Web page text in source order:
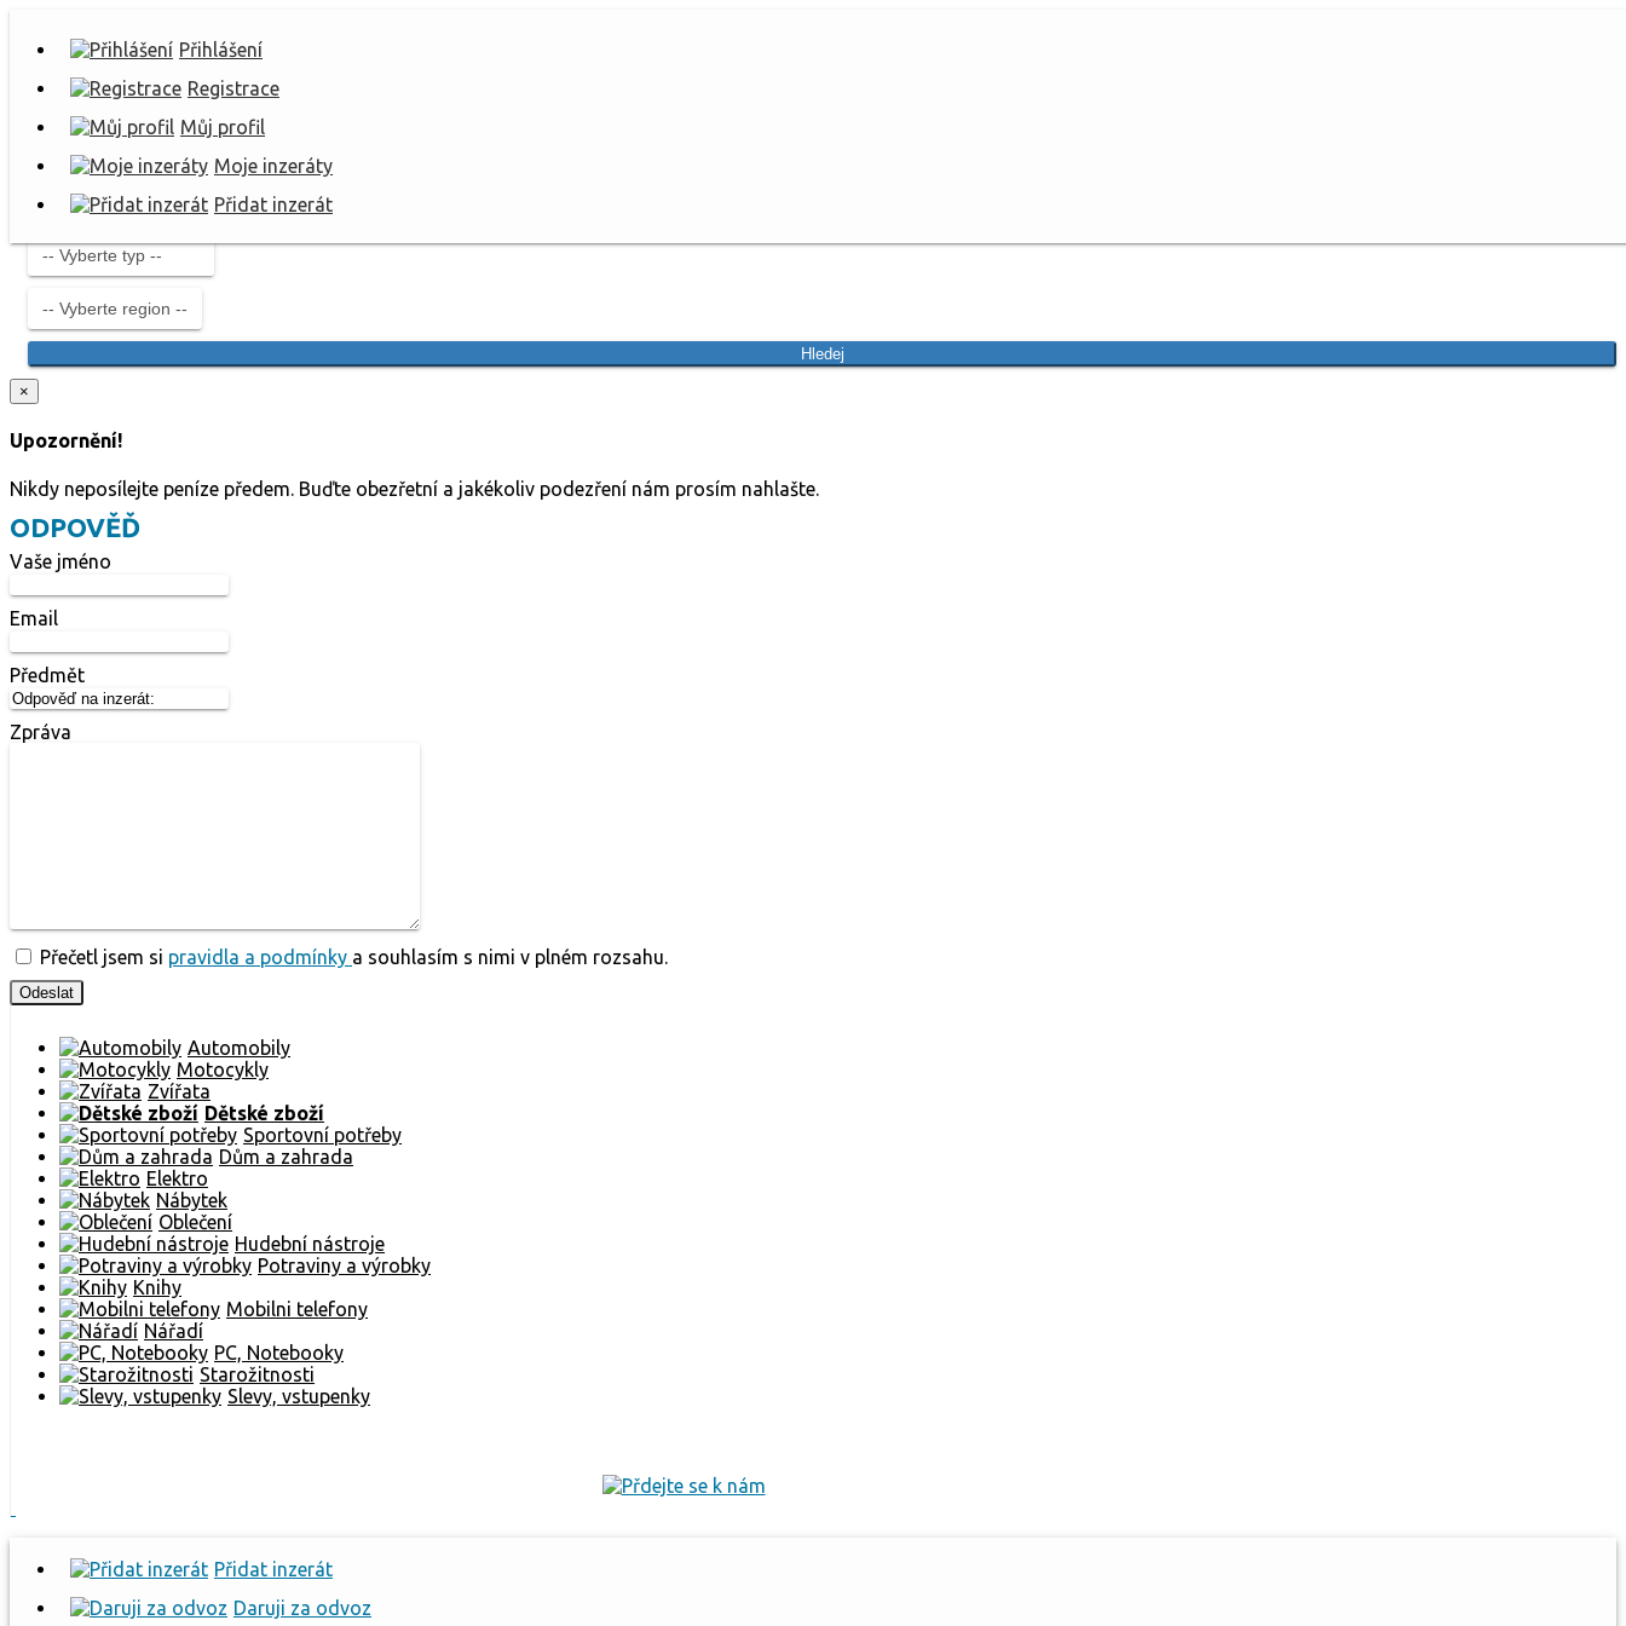
Přihlášení
Registrace
Můj profil
Moje inzeráty
Přidat inzerát
Hledej
×
Upozornění!
Nikdy neposílejte peníze předem. Buďte obezřetní a jakékoliv podezření nám prosím nahlašte.
ODPOVĚĎ
Vaše jméno
Email
Předmět
Zpráva
Přečetl jsem si pravidla a podmínky a souhlasím s nimi v plném rozsahu.
Automobily
Motocykly
Zvířata
Dětské zboží
Sportovní potřeby
Dům a zahrada
Elektro
Nábytek
Oblečení
Hudební nástroje
Potraviny a výrobky
Knihy
Mobilni telefony
Nářadí
PC, Notebooky
Starožitnosti
Slevy, vstupenky
Přidat inzerát
Daruji za odvoz